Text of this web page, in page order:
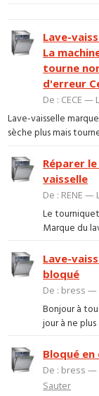
Lave-
La
tourne
d'erreur
De : CECE —
Lave-vaisselle
sèche plus mais
Réparer
vaisselle
De : RENE —
Le
Marque du
Lave-
bloqué
De : bress —
Bonjour à
jour à ne
Bloqué en
De : bress —
Sauter